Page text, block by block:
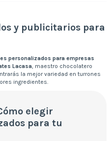
y publicitarios para
personalizados para empresas
Lacasa, maestro chocolatero
la mejor variedad en turrones
ingredientes.
elegir
para tu